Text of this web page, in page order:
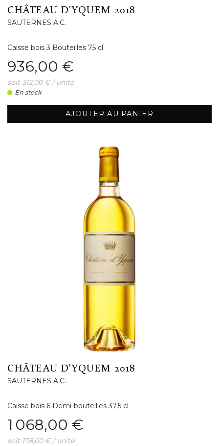
CHÂTEAU D'YQUEM 2018
SAUTERNES A.C.
Caisse bois 3 Bouteilles 75 cl
Prix
936,00 €
soit 312,00 € / unité
En stock
AJOUTER AU PANIER
CHÂTEAU D'YQUEM 2018
SAUTERNES A.C.
Caisse bois 6 Demi-bouteilles 37,5 cl
Prix
1 068,00 €
soit 178,00 € / unité